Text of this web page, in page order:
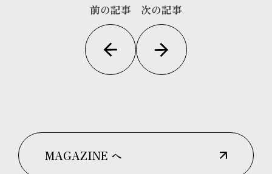
前の記事 次の記事
MAGAZINE へ